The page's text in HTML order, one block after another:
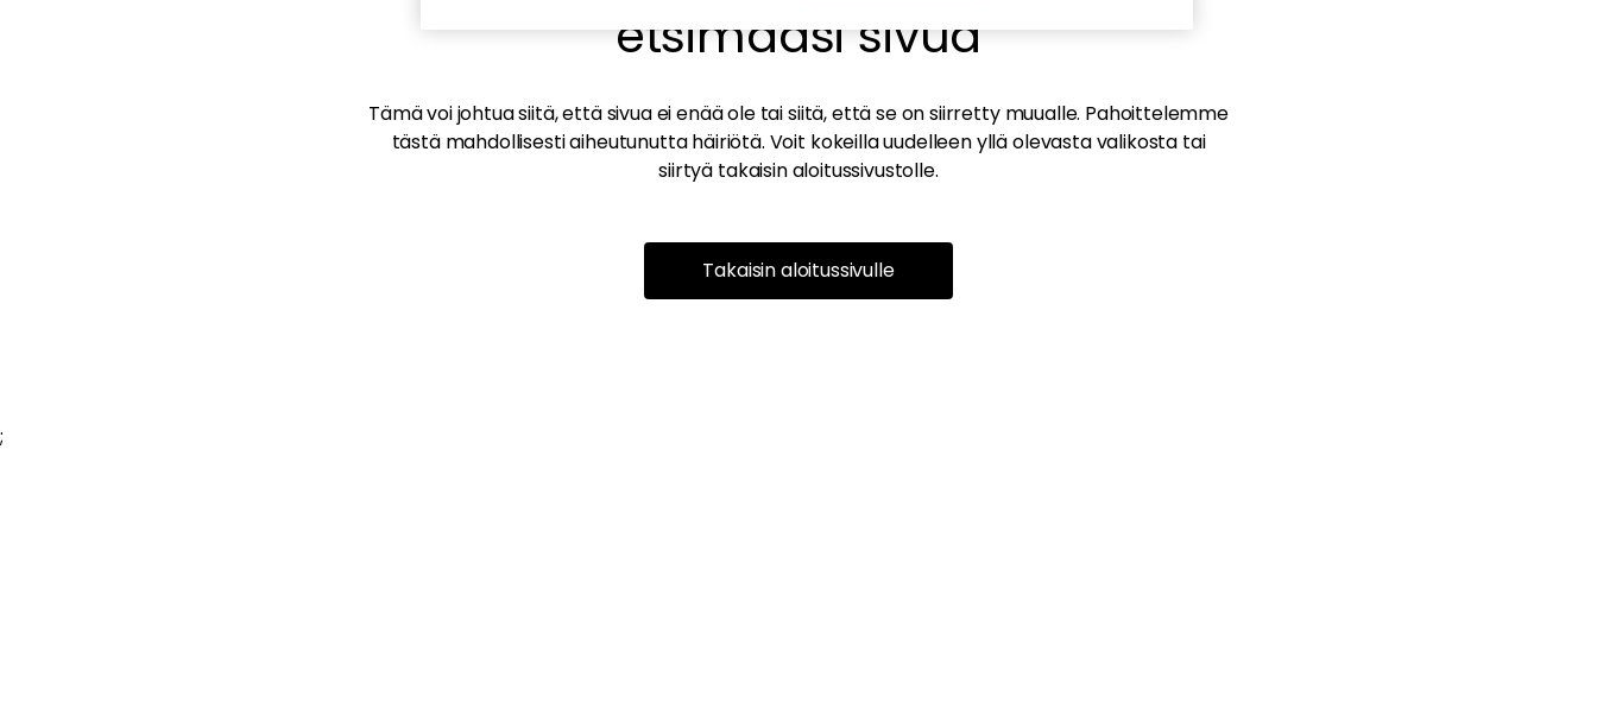
etsimääsi sivua
Tämä voi johtua siitä, että sivua ei enää ole tai siitä, että se on siirretty muualle. Pahoittelemme
tästä mahdollisesti aiheutunutta häiriötä. Voit kokeilla uudelleen yllä olevasta valikosta tai
siirtyä takaisin aloitussivustolle.
Takaisin aloitussivulle
;